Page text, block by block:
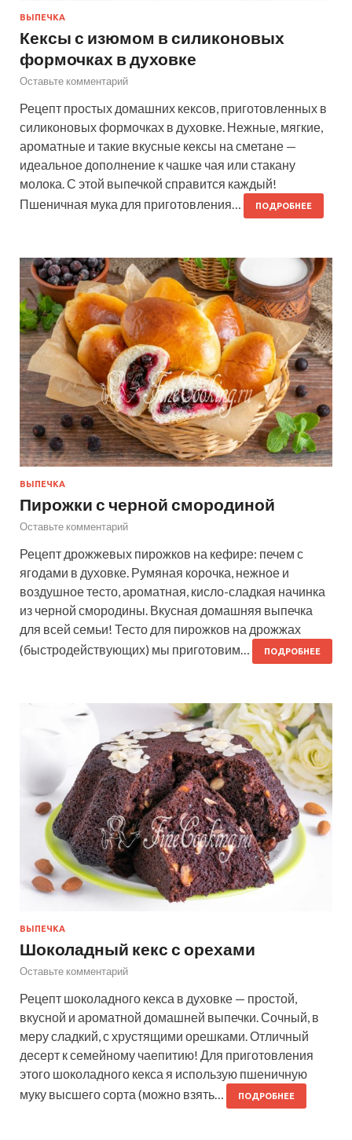
ВЫПЕЧКА
Кексы с изюмом в силиконовых
формочках в духовке
Оставьте комментарий
Рецепт простых домашних кексов, приготовленных в
силиконовых формочках в духовке. Нежные, мягкие,
ароматные и такие вкусные кексы на сметане —
идеальное дополнение к чашке чая или стакану
молока. С этой выпечкой справится каждый!
Пшеничная мука для приготовления…
ПОДРОБНЕЕ
ВЫПЕЧКА
Пирожки с черной смородиной
Оставьте комментарий
Рецепт дрожжевых пирожков на кефире: печем с
ягодами в духовке. Румяная корочка, нежное и
воздушное тесто, ароматная, кисло-сладкая начинка
из черной смородины. Вкусная домашняя выпечка
для всей семьи! Тесто для пирожков на дрожжах
(быстродействующих) мы приготовим…
ПОДРОБНЕЕ
ВЫПЕЧКА
Шоколадный кекс с орехами
Оставьте комментарий
Рецепт шоколадного кекса в духовке — простой,
вкусной и ароматной домашней выпечки. Сочный, в
меру сладкий, с хрустящими орешками. Отличный
десерт к семейному чаепитию! Для приготовления
этого шоколадного кекса я использую пшеничную
муку высшего сорта (можно взять…
ПОДРОБНЕЕ